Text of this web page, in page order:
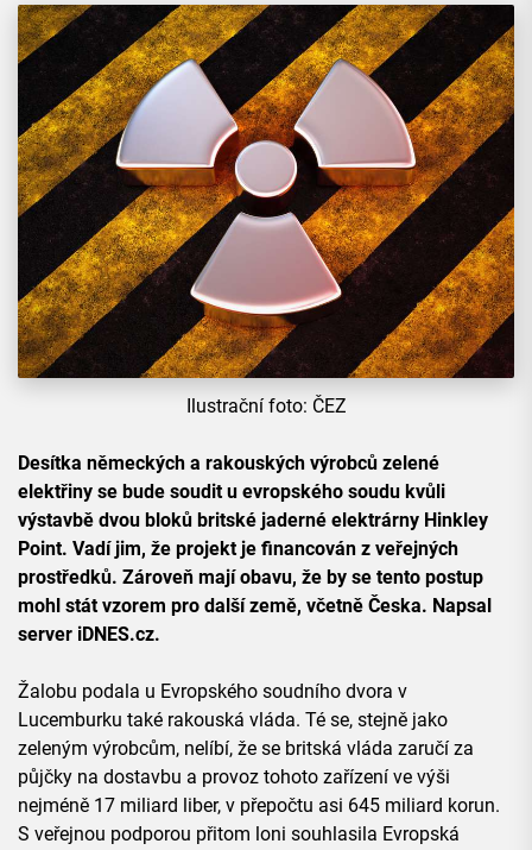
Ilustrační foto: ČEZ
Desítka německých a rakouských výrobců zelené
elektřiny se bude soudit u evropského soudu kvůli
výstavbě dvou bloků britské jaderné elektrárny Hinkley
Point. Vadí jim, že projekt je financován z veřejných
prostředků. Zároveň mají obavu, že by se tento postup
mohl stát vzorem pro další země, včetně Česka. Napsal
server iDNES.cz.
Žalobu podala u Evropského soudního dvora v
Lucemburku také rakouská vláda. Té se, stejně jako
zeleným výrobcům, nelíbí, že se britská vláda zaručí za
půjčky na dostavbu a provoz tohoto zařízení ve výši
nejméně 17 miliard liber, v přepočtu asi 645 miliard korun.
S veřejnou podporou přitom loni souhlasila Evropská